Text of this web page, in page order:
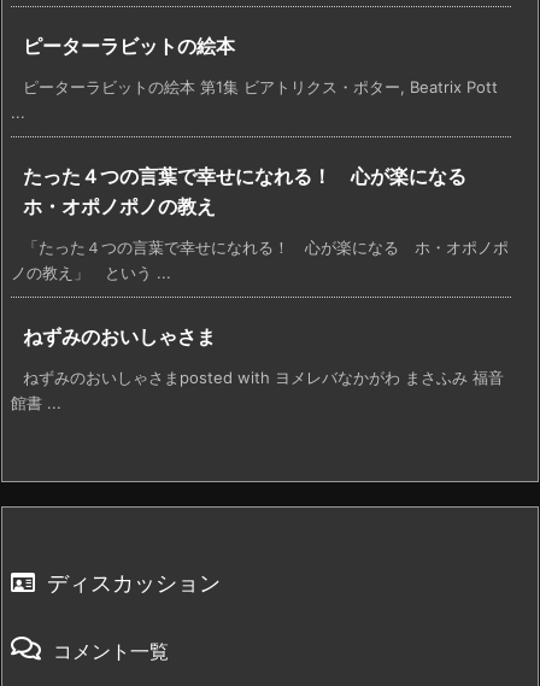
ピーターラビットの絵本
ピーターラビットの絵本 第1集 ビアトリクス・ポター, Beatrix Pott
...
たった４つの言葉で幸せになれる！ 心が楽になる
ホ・オポノポノの教え
「たった４つの言葉で幸せになれる！ 心が楽になる ホ・オポノポ
ノの教え」 という ...
ねずみのおいしゃさま
ねずみのおいしゃさまposted with ヨメレバなかがわ まさふみ 福音
館書 ...
ディスカッション
コメント一覧